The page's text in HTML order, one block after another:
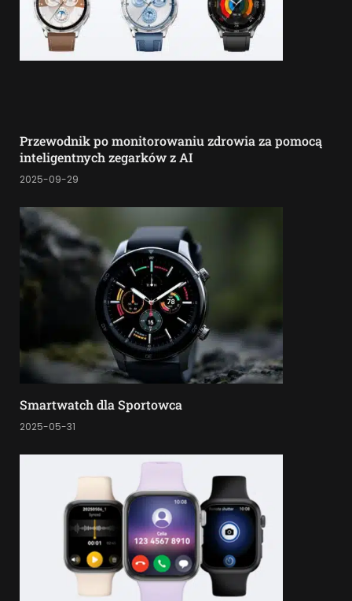
Przewodnik po monitorowaniu zdrowia za pomocą
inteligentnych zegarków z AI
2025-09-29
Smartwatch dla Sportowca
2025-05-31